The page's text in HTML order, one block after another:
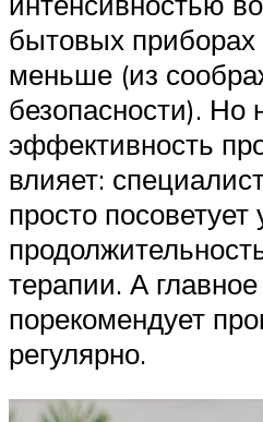
бытовых приборах
меньше (из
безопасности). Но
эффективность
влияет:
просто посоветует
терапии. А
порекомендует
регулярно.